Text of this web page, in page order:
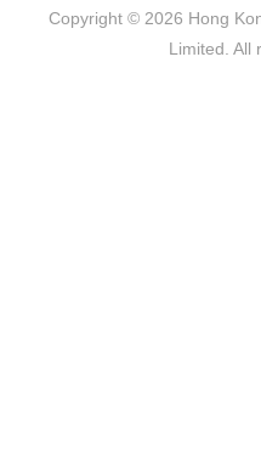
Copyright © 2026 Hong
Limited. All